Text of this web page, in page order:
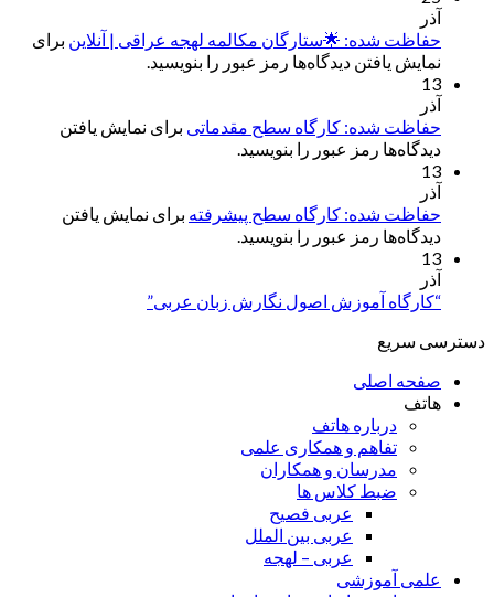
آذر
حفاظت شده: 🌟ستارگان مکالمه لهجه عراقی | آنلاین برای
نمایش یافتن دیدگاه‌ها رمز عبور را بنویسید.
13
آذر
حفاظت شده: کارگاه سطح مقدماتی برای نمایش یافتن
دیدگاه‌ها رمز عبور را بنویسید.
13
آذر
حفاظت شده: کارگاه سطح پیشرفته برای نمایش یافتن
دیدگاه‌ها رمز عبور را بنویسید.
13
آذر
“کارگاه آموزش اصول نگارش زبان عربی”
دسترسی سریع
صفحه اصلی
هاتف
درباره هاتف
تفاهم و همکاری علمی
مدرسان و همکاران
ضبط کلاس ها
عربی فصیح
عربی بین الملل
عربی – لهجه
علمی آموزشی